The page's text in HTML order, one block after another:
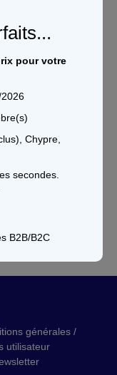
pour votre
Chypre,
secondes.
B2B/B2C
générales /
utilisateur